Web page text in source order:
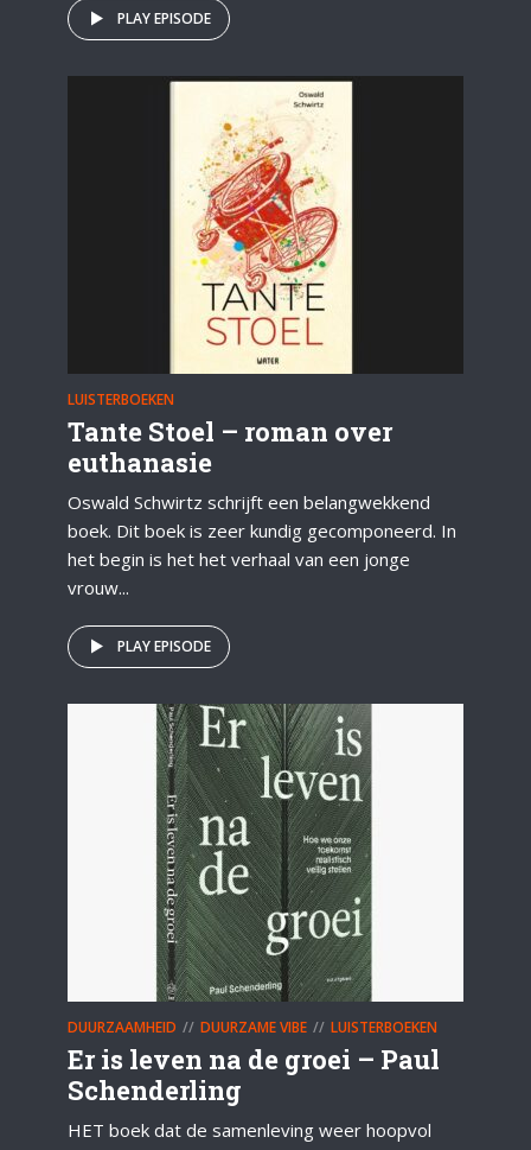
PLAY EPISODE
LUISTERBOEKEN
Tante Stoel – roman over
euthanasie
Oswald Schwirtz schrijft een belangwekkend
boek. Dit boek is zeer kundig gecomponeerd. In
het begin is het het verhaal van een jonge
vrouw...
PLAY EPISODE
DUURZAAMHEID DUURZAME VIBE LUISTERBOEKEN
Er is leven na de groei – Paul
Schenderling
HET boek dat de samenleving weer hoopvol